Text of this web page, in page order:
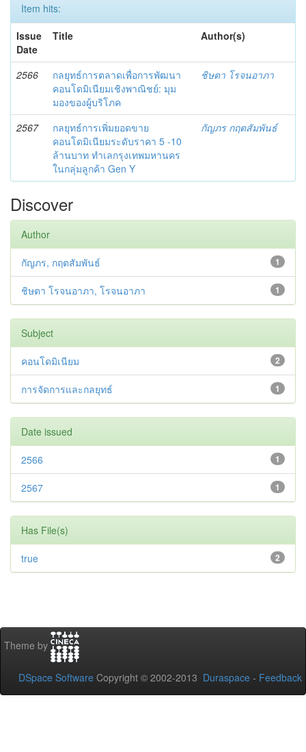
Item hits:
Issue
Date
Title Author(s)
2566
กลยุทธ์การตลาดเพื่อการพัฒนา
คอนโดมิเนียมเชิงพาณิชย์: มุม
มองของผู้บริโภค
ชิษตา โรจนอาภา
2567
กลยุทธ์การเพิ่มยอดขาย
คอนโดมิเนียมระดับราคา 5 -10
ล้านบาท ทำเลกรุงเทพมหานคร
ในกลุ่มลูกค้า Gen Y
กัญภร กฤตสัมพันธ์
Discover
Author
1
กัญภร, กฤตสัมพันธ์
1
ชิษตา โรจนอาภา, โรจนอาภา
Subject
2
คอนโดมิเนียม
1
การจัดการและกลยุทธ์
Date issued
1
2566
1
2567
Has File(s)
2
true
Theme by
DSpace Software Copyright © 2002-2013 Duraspace - Feedback